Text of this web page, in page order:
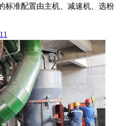
标准配置由主机、减速机、选粉